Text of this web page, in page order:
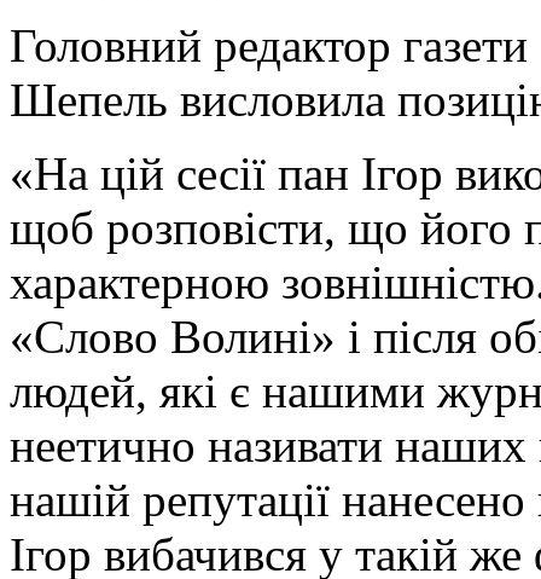
Головний редактор
Шепель висловила
«На цій сесії пан Ігор
щоб розповісти, що його
характерною
«Слово Волині» і після
людей, які є нашими
неетично називати
нашій репутації
Ігор вибачився у такій